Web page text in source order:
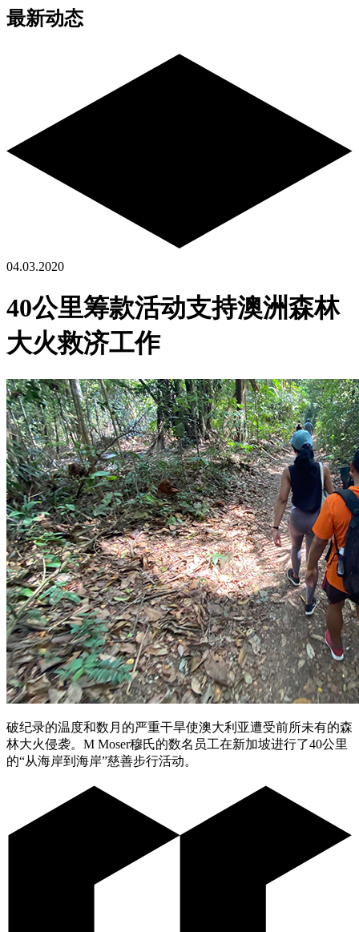
最新动态
04.03.2020
40公里筹款活动支持澳洲森林
大火救济工作
破纪录的温度和数月的严重干旱使澳大利亚遭受前所未有的森
林大火侵袭。M Moser穆氏的数名员工在新加坡进行了40公里
的“从海岸到海岸”慈善步行活动。